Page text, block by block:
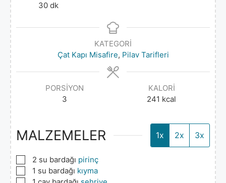
30 dk
KATEGORI
Çat Kapı Misafire, Pilav Tarifleri
PORSIYON
3
KALORI
241 kcal
MALZEMELER 1x 2x 3x
▢
2 su bardağı pirinç
▢1 su bardağı kıyma
▢